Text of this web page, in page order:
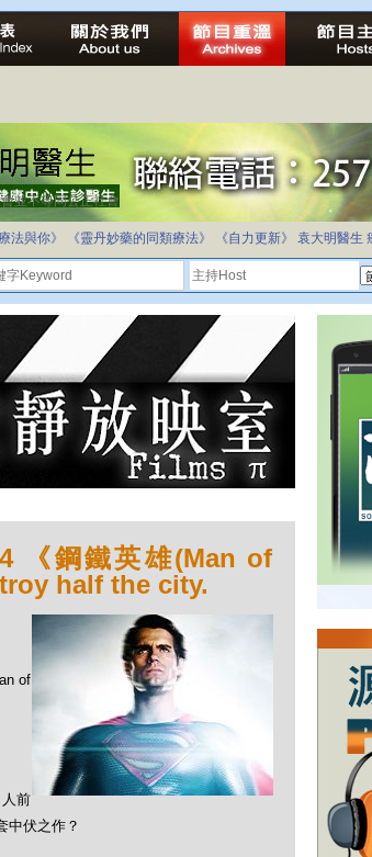
並不等同公正社會
育合法化-推動多元化教育，全民學卷制
法與你》
《靈丹妙藥的同類療法》 《自力更新》 袁大明醫生
《鋼鐵英雄(Man of
half the city.
of
前
中伏之作？